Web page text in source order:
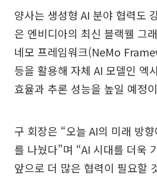
양사는 생성형 AI 분야 협력도
은 엔비디아의 최신 블랙웰 그
네모 프레임워크(NeMo
등을 활용해 자체 AI 모델인 엑
효율과 추론 성능을 높일 예정
구 회장은 “오늘 AI의 미래 방
를 나눴다”며 “AI 시대를 더욱
앞으로 더 많은 협력이 필요할